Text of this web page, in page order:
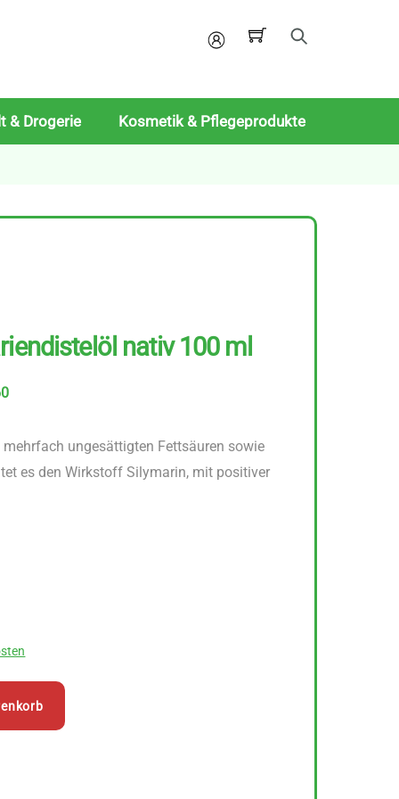
Mein
& Drogerie Kosmetik & Pflegeprodukte
nativ 100 ml
ungesättigten Fettsäuren sowie
es den Wirkstoff Silymarin, mit positiver